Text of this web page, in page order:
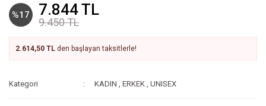
%17 7.844 TL
9.450 TL
2.614,50 TL den başlayan taksitlerle!
Kategori KADIN ,ERKEK ,UNISEX